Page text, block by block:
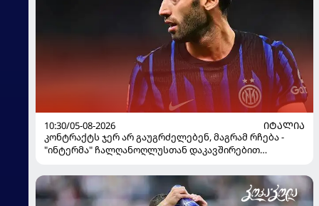
10:30/05-08-2026
ᲘᲢᲐᲚᲘᲐ
კონტრაქტს ჯერ არ გაუგრძელებენ, მაგრამ რჩება -
"ინტერმა" ჩალღანოღლუსთან დაკავშირებით